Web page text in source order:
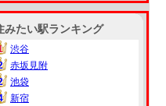
みたい駅ランキング
渋谷
赤坂見附
池袋
新宿